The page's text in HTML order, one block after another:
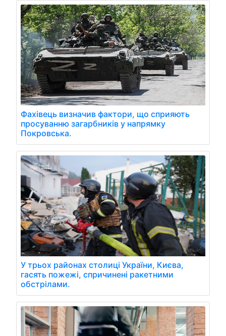
Фахівець визначив фактори, що сприяють
просуванню загарбників у напрямку
Покровська.
У трьох районах столиці України, Києва,
гасять пожежі, спричинені ракетними
обстрілами.